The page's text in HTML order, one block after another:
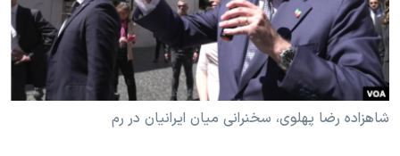
فرهنگ و زندگی
حقوق شهروندی
اقتصادی
علم و فناوری
مستندها
انتخابات ریاست جمهوری آمریکا ۲۰۲۴
حمله جمهوری اسلامی به اسرائیل
رمز مهسا
دنبال کنید
شاهزاده رضا پهلوی، سخنرانی میان ایرانیان در رم